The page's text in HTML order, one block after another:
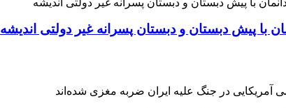
با پیش دبستان و دبستان پسرانه غیر دولتی اندیشه